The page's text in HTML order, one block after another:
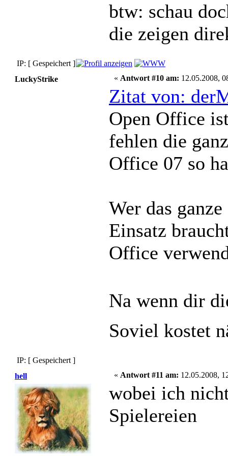
btw: schau
die zeigen
IP: [ Gespeichert ]
LuckyStrike
« Antwort #10 am: 12.05.2008,
Zitat von:
Open Office
fehlen die
Office 07 so
Wer das
Einsatz
Office
Na wenn dir
Soviel kostet
IP: [ Gespeichert ]
hell
« Antwort #11 am: 12.05.2008,
wobei ich
Spielereien